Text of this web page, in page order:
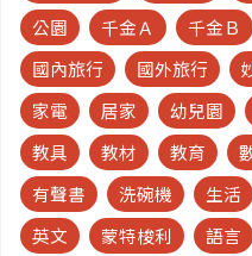
酒
店"
公園
千金Ａ 千金Ｂ
國內旅行
國外旅行
家電
居家 幼兒園
教具
教材 教育
有聲書
洗碗機 生活
英文
蒙特梭利 語言